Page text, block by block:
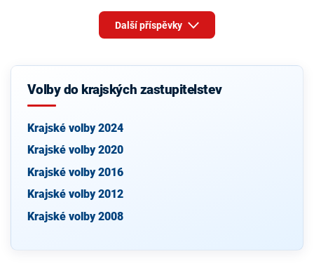
Další příspěvky
Volby do krajských zastupitelstev
Krajské volby 2024
Krajské volby 2020
Krajské volby 2016
Krajské volby 2012
Krajské volby 2008